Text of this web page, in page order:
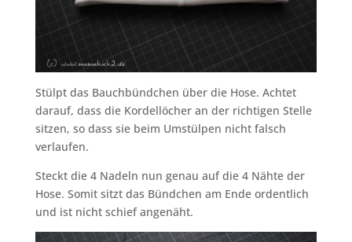
Stülpt das Bauchbündchen über die Hose. Achtet
darauf, dass die Kordellöcher an der richtigen Stelle
sitzen, so dass sie beim Umstülpen nicht falsch
verlaufen.
Steckt die 4 Nadeln nun genau auf die 4 Nähte der
Hose. Somit sitzt das Bündchen am Ende ordentlich
und ist nicht schief angenäht.